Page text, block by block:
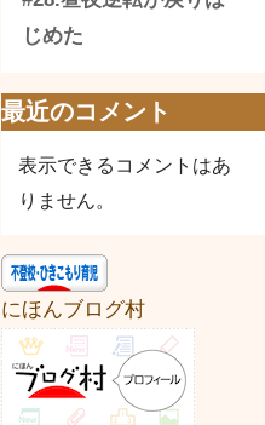
じめた
最近のコメント
表示できるコメントはあ
りません。
にほんブログ村